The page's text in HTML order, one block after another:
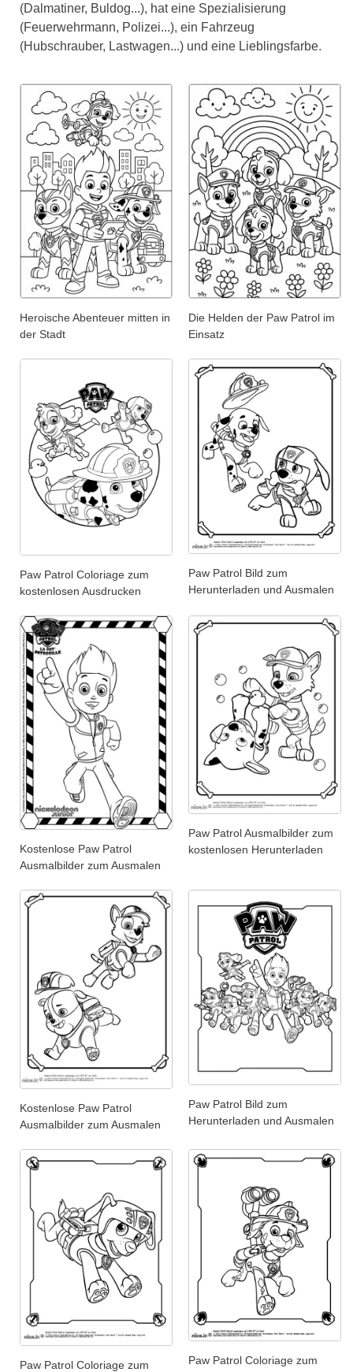
(Dalmatiner, Buldog...), hat eine Spezialisierung
(Feuerwehrmann, Polizei...), ein Fahrzeug
(Hubschrauber, Lastwagen...) und eine Lieblingsfarbe.
Heroische Abenteuer mitten in
der Stadt
Die Helden der Paw Patrol im
Einsatz
Paw Patrol Coloriage zum
kostenlosen Ausdrucken
Paw Patrol Bild zum
Herunterladen und Ausmalen
Kostenlose Paw Patrol
Ausmalbilder zum Ausmalen
Paw Patrol Ausmalbilder zum
kostenlosen Herunterladen
Kostenlose Paw Patrol
Ausmalbilder zum Ausmalen
Paw Patrol Bild zum
Herunterladen und Ausmalen
Paw Patrol Coloriage zum
Paw Patrol Coloriage zum